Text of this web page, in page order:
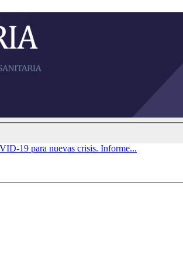
19 para nuevas crisis. Informe...